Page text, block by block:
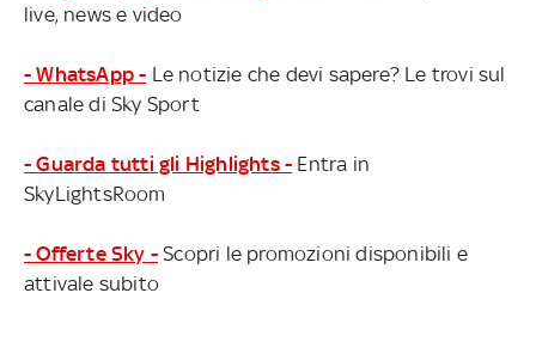
live, news e video
- WhatsApp - Le notizie che devi sapere? Le trovi sul
canale di Sky Sport
- Guarda tutti gli Highlights - Entra in
SkyLightsRoom
- Offerte Sky - Scopri le promozioni disponibili e
attivale subito